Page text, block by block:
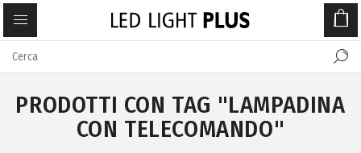
PRODOTTI CON TAG "LAMPADINA
CON TELECOMANDO"